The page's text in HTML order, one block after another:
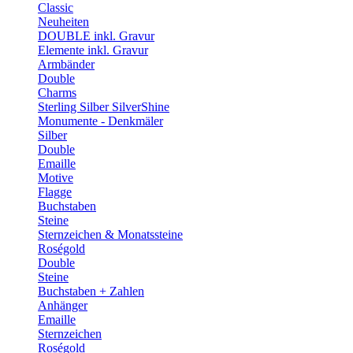
Classic
Neuheiten
DOUBLE inkl. Gravur
Elemente inkl. Gravur
Armbänder
Double
Charms
Sterling Silber SilverShine
Monumente - Denkmäler
Silber
Double
Emaille
Motive
Flagge
Buchstaben
Steine
Sternzeichen & Monatssteine
Roségold
Double
Steine
Buchstaben + Zahlen
Anhänger
Emaille
Sternzeichen
Roségold